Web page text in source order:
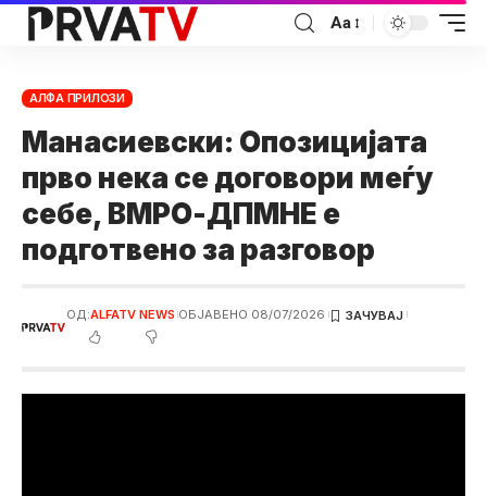
Аа
АЛФА ПРИЛОЗИ
Манасиевски: Опозицијата
прво нека се договори меѓу
себе, ВМРО-ДПМНЕ е
подготвено за разговор
ОД:ALFATV NEWS ОБЈАВЕНО 08/07/2026